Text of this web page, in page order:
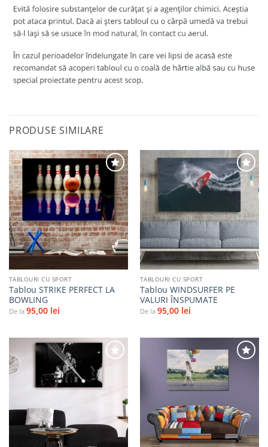
PRODUSE SIMILARE
Adaugă
favorite
TABLOURI CU SPORT
Tablou STRIKE PERFECT LA
BOWLING
De la 95,00 lei
favorite
TABLOURI CU SPORT
Tablou WINDSURFER PE
VALURI ÎNSPUMATE
De la 95,00 lei
Adaugă
favorite
Adaugă
favorite